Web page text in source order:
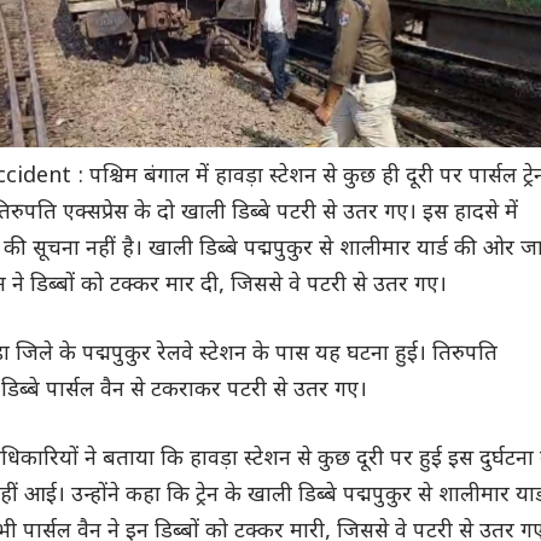
: पश्चिम बंगाल में हावड़ा स्टेशन से कुछ ही दूरी पर पार्सल
एक्सप्रेस के दो खाली डिब्बे पटरी से उतर गए। इस हादसे में
सूचना नहीं है। खाली डिब्बे पद्मपुकुर से शालीमार यार्ड की ओर
ने डिब्बों को टक्कर मार दी, जिससे वे पटरी से उतर गए।
जिले के पद्मपुकुर रेलवे स्टेशन के पास यह घटना हुई। तिरुपति
पार्सल वैन से टकराकर पटरी से उतर गए।
ने बताया कि हावड़ा स्टेशन से कुछ दूरी पर हुई इस
आई। उन्होंने कहा कि ट्रेन के खाली डिब्बे पद्मपुकुर से शालीमार
वैन ने इन डिब्बों को टक्कर मारी, जिससे वे पटरी से उतर